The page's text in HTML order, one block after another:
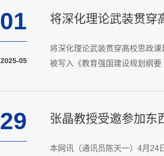
01
2025-05
将深化理论武装贯穿
将深化理论武装贯穿高校思政
被写入《教育强国建设规划纲
29 张晶教授受邀参加东
本网讯（通讯员陈天一）4月24